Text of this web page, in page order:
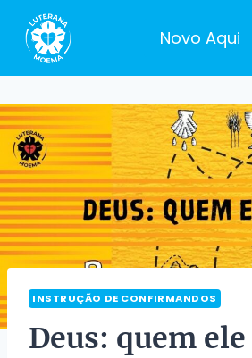
para
Conteúdo
Novo Aqui
INSTRUÇÃO DE CONFIRMANDOS
Deus: quem ele